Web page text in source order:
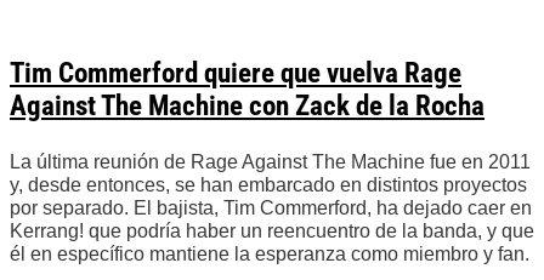
Tim Commerford quiere que vuelva Rage
Against The Machine con Zack de la Rocha
La última reunión de Rage Against The Machine fue en 2011
y, desde entonces, se han embarcado en distintos proyectos
por separado. El bajista, Tim Commerford, ha dejado caer en
Kerrang! que podría haber un reencuentro de la banda, y que
él en específico mantiene la esperanza como miembro y fan.